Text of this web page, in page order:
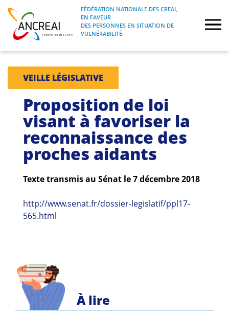
Skip
content
ANCREAI
FÉDÉRATION NATIONALE DES CREAI, EN
FAVEUR DES PERSONNES EN SITUATION
FÉDÉRATION NATIONALE DES CREAI,
EN FAVEUR
DES PERSONNES EN SITUATION DE
VULNÉRABILITÉ.
À propos
Journées nationales
Formations
Projets Fédéraux
Espace emploi
Actualités
ARSENE
VEILLE LÉGISLATIVE
Proposition de loi
visant à favoriser la
reconnaissance des
proches aidants
Texte transmis au Sénat le 7 décembre 2018
http://www.senat.fr/dossier-legislatif/ppl17-
565.html
À lire